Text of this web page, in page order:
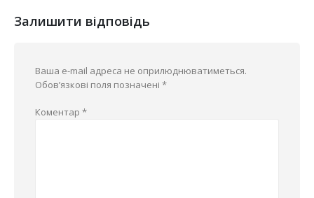
Залишити відповідь
Ваша e-mail адреса не оприлюднюватиметься.
Обов’язкові поля позначені *
Коментар *